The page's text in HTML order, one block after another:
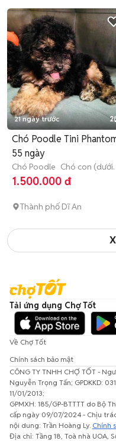
21 ngày trước 2
Chó Poodle Tini
55 ngày
Chó Poodle Chó con (dưới
tháng tuổi)
1.500.000 đ
Thành phố Dĩ An
Tải ứng dụng Chợ Tốt
Về Chợ Tốt
Chính sách bảo mật
CÔNG TY TNHH CHỢ TỐT -
Nguyễn Trọng Tấn; GPDKKD:
11/01/2013;
GPMXH: 185/GP-BTTTT do Bộ
cấp ngày 09/07/2024 - Chịu
nội dung: Trần Hoàng Ly. Chính
Địa chỉ: Tầng 18, Toà nhà UOA,